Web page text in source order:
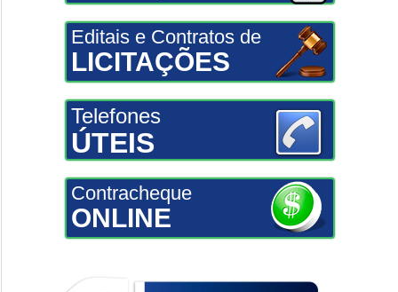
Editais e Contratos de
LICITAÇÕES
Telefones
ÚTEIS
Contracheque
ONLINE